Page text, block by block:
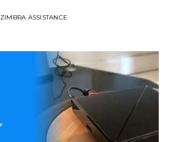
ZIMBRA ASSISTANCE